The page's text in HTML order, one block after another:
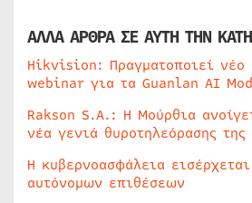
ΑΛΛΑ ΑΡΘΡΑ ΣΕ ΑΥΤΗ ΤΗΝ
Hikvision: Πραγματοποιεί
webinar για τα Guanlan AI
Rakson S.A.: Η Μούρθια
νέα γενιά θυροτηλεόρασης
Η κυβερνοασφάλεια
αυτόνομων επιθέσεων